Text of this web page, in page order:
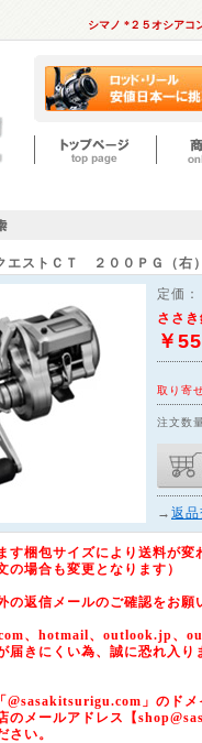
シマノ *２５オシアコ
エストＣＴ ２００ＰＧ（右）
定価：
ささ
￥
取り寄
注文数
→ 返品
梱包サイズにより送料が変
の場合も変更となります）
の返信メールのご確認をお願
、hotmail、outlook.jp、
届きにくい為、誠に恐れ入り
」のドメ
のメールアドレス【
さい。